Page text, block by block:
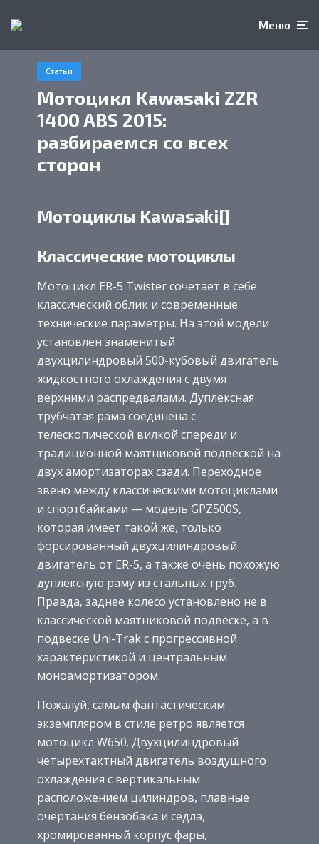
Меню
Статьи
Мотоцикл Kawasaki ZZR
1400 ABS 2015:
разбираемся со всех
сторон
Мотоциклы Kawasaki[]
Классические мотоциклы
Мотоцикл ER-5 Twister сочетает в себе
классический облик и современные
технические параметры. На этой модели
установлен знаменитый
двухцилиндровый 500-кубовый двигатель
жидкостного охлаждения с двумя
верхними распредвалами. Дуплексная
трубчатая рама соединена с
телескопической вилкой спереди и
традиционной маятниковой подвеской на
двух амортизаторах сзади. Переходное
звено между классическими мотоциклами
и спортбайками — модель GPZ500S,
которая имеет такой же, только
форсированный двухцилиндровый
двигатель от ER-5, а также очень похожую
дуплексную раму из стальных труб.
Правда, заднее колесо установлено не в
классической маятниковой подвеске, а в
подвеске Uni-Trak с прогрессивной
характеристикой и центральным
моноамортизатором.
Пожалуй, самым фантастическим
экземпляром в стиле ретро является
мотоцикл W650. Двухцилиндровый
четырехтактный двигатель воздушного
охлаждения с вертикальным
расположением цилиндров, плавные
очертания бензобака и седла,
хромированный корпус фары,